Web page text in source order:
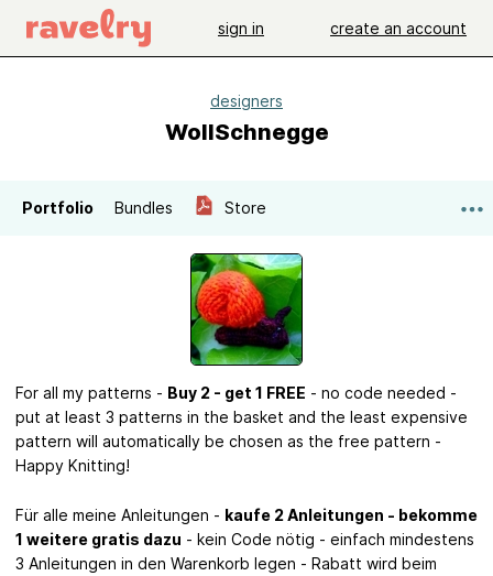
sign in create an account
designers
WollSchnegge
Portfolio Bundles Store
For all my patterns - Buy 2 - get 1 FREE - no code needed -
put at least 3 patterns in the basket and the least expensive
pattern will automatically be chosen as the free pattern -
Happy Knitting!
Für alle meine Anleitungen - kaufe 2 Anleitungen - bekomme
1 weitere gratis dazu - kein Code nötig - einfach mindestens
3 Anleitungen in den Warenkorb legen - Rabatt wird beim